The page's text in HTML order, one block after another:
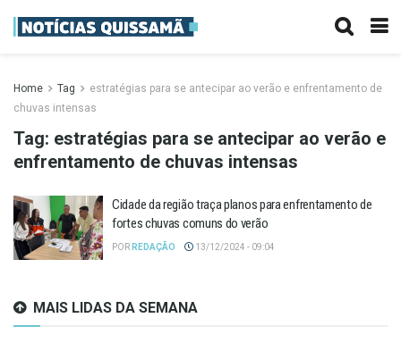
Home Tag
estratégias para se antecipar ao verão e enfrentamento de
chuvas intensas
Tag: estratégias para se antecipar ao verão e
enfrentamento de chuvas intensas
Cidade da região traça planos para enfrentamento de
fortes chuvas comuns do verão
POR REDAÇÃO 13/12/2024 - 09:04
MAIS LIDAS DA SEMANA